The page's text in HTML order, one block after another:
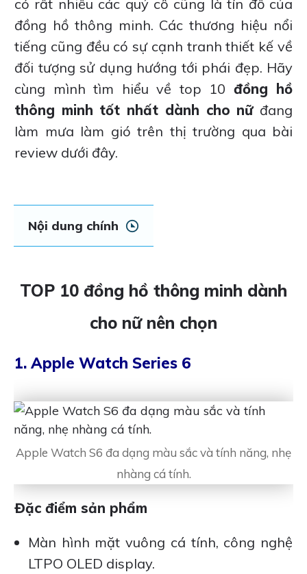
có rất nhiều các quý cô cũng là tín đồ của
đồng hồ thông minh. Các thương hiệu nổi
tiếng cũng đều có sự cạnh tranh thiết kế về
đối tượng sử dụng hướng tới phái đẹp. Hãy
cùng mình tìm hiểu về top 10 đồng hồ
thông minh tốt nhất dành cho nữđang
làm mưa làm gió trên thị trường qua bài
review dưới đây.
Nội dung chính
TOP 10 đồng hồ thông minh dành
cho nữ nên chọn
1. Apple Watch Series 6
Apple Watch S6 đa dạng màu sắc và tính năng, nhẹ
nhàng cá tính.
Đặc điểm sản phẩm
Màn hình mặt vuông cá tính, công nghệ
LTPO OLED display.